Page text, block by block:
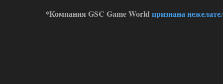
*Компания GSC Game Worldпризнана